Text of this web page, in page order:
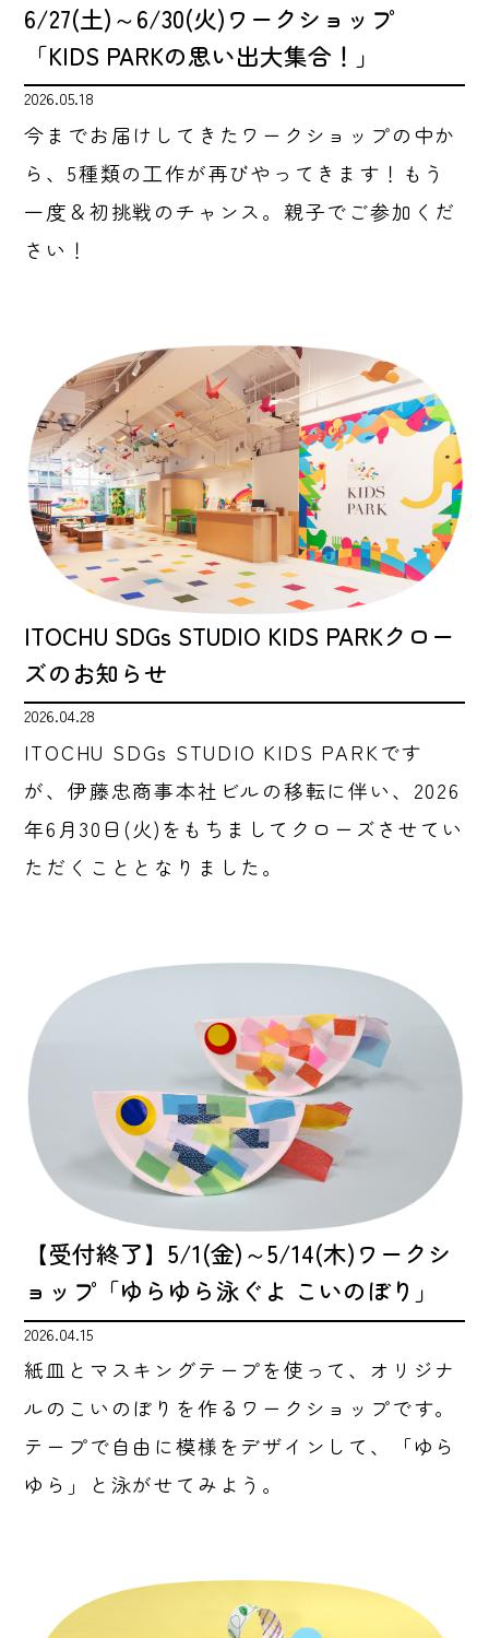
6/27(土)～6/30(火)ワークショップ
「KIDS PARKの思い出大集合！」
2026.05.18
今までお届けしてきたワークショップの中か
ら、5種類の⼯作が再びやってきます！もう
一度＆初挑戦のチャンス。親子でご参加くだ
さい！
ITOCHU SDGs STUDIO KIDS PARKクロー
ズのお知らせ
2026.04.28
ITOCHU SDGs STUDIO KIDS PARKです
が、伊藤忠商事本社ビルの移転に伴い、2026
年6月30日(火)をもちましてクローズさせてい
ただくこととなりました。
【受付終了】5/1(金)～5/14(木)ワークシ
ョップ「ゆらゆら泳ぐよ こいのぼり」
2026.04.15
紙皿とマスキングテープを使って、オリジナ
ルのこいのぼりを作るワークショップです。
テープで自由に模様をデザインして、「ゆら
ゆら」と泳がせてみよう。